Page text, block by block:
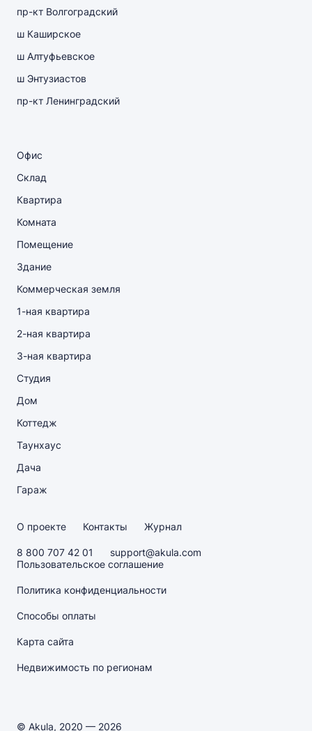
пр-кт Волгоградский
ш Каширское
ш Алтуфьевское
ш Энтузиастов
пр-кт Ленинградский
Офис
Склад
Квартира
Комната
Помещение
Здание
Коммерческая земля
1-ная квартира
2-ная квартира
3-ная квартира
Студия
Дом
Коттедж
Таунхаус
Дача
Гараж
О проекте Контакты Журнал
8 800 707 42 01
support@akula.com
Пользовательское соглашение
Политика конфиденциальности
Способы оплаты
Карта сайта
Недвижимость по регионам
© Akula, 2020 — 2026